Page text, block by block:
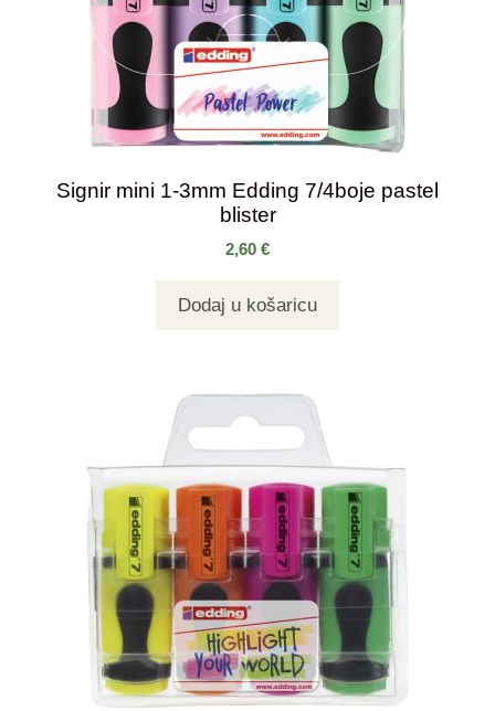
Signir mini 1-3mm Edding 7/4boje pastel
blister
2,60 €
Dodaj u košaricu